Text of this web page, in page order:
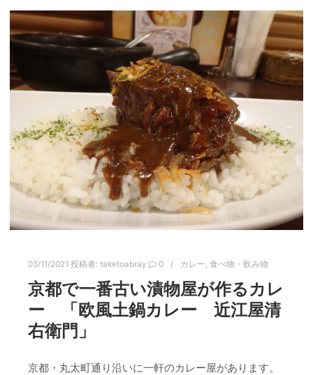
03/11/2021 投稿者: taketoabray 0 カレー 食べ物・飲み物
京都で一番古い漬物屋が作るカレ
ー 「欧風土鍋カレー 近江屋清
右衛門」
京都・丸太町通り沿いに一軒のカレー屋があります。